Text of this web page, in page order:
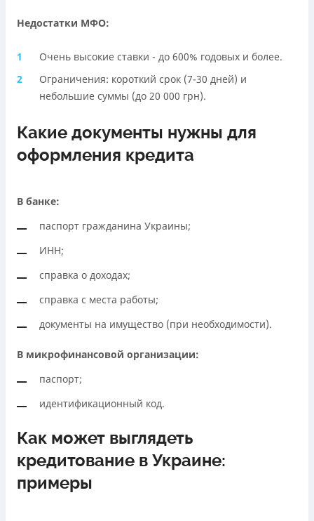
Недостатки МФО:
Очень высокие ставки - до 600% годовых и более.
Ограничения: короткий срок (7-30 дней) и
небольшие суммы (до 20 000 грн).
Какие документы нужны для
оформления кредита
В банке:
паспорт гражданина Украины;
ИНН;
справка о доходах;
справка с места работы;
документы на имущество (при необходимости).
В микрофинансовой организации:
паспорт;
идентификационный код.
Как может выглядеть
кредитование в Украине:
примеры